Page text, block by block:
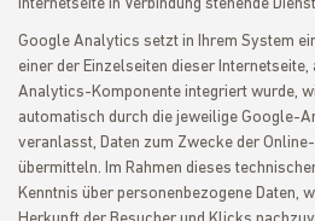
Internetseite in Verbindung stehende
Google Analytics setzt in Ihrem System
einer der Einzelseiten dieser
Analytics-Komponente integriert wurde,
automatisch durch die jeweilige Google-
veranlasst, Daten zum Zwecke der
übermitteln. Im Rahmen dieses
Kenntnis über personenbezogene Daten,